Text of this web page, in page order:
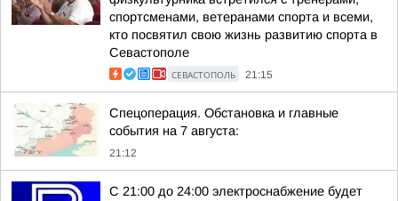
спортсменами, ветеранами спорта и всеми,
кто посвятил свою жизнь развитию спорта в
Севастополе
СЕВАСТОПОЛЬ 21:15
Спецоперация. Обстановка и главные
события на 7 августа:
21:12
С 21:00 до 24:00 электроснабжение будет